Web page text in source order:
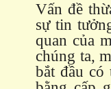
Vấn đề
sự tin
quan của
chúng ta,
bắt đầu